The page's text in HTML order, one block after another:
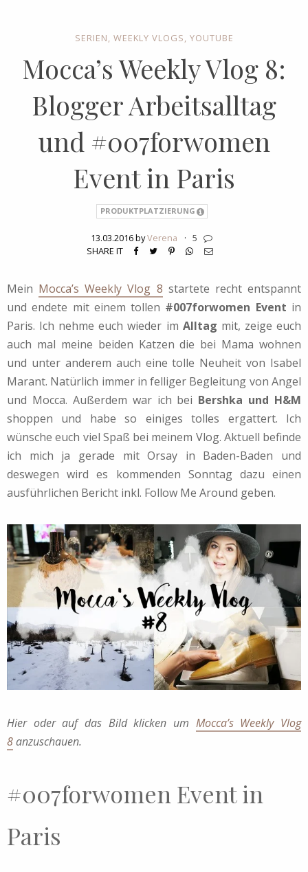
SERIEN, WEEKLY VLOGS, YOUTUBE
Mocca’s Weekly Vlog 8:
Blogger Arbeitsalltag
und #007forwomen
Event in Paris
PRODUKTPLATZIERUNG
13.03.2016 byVerena · 5
SHARE IT
Mein Mocca’s Weekly Vlog 8 startete recht entspannt
und endete mit einem tollen #007forwomen Event in
Paris. Ich nehme euch wieder im Alltag mit, zeige euch
auch mal meine beiden Katzen die bei Mama wohnen
und unter anderem auch eine tolle Neuheit von Isabel
Marant. Natürlich immer in felliger Begleitung von Angel
und Mocca. Außerdem war ich bei Bershka und H&M
shoppen und habe so einiges tolles ergattert. Ich
wünsche euch viel Spaß bei meinem Vlog. Aktuell befinde
ich mich ja gerade mit Orsay in Baden-Baden und
deswegen wird es kommenden Sonntag dazu einen
ausführlichen Bericht inkl. Follow Me Around geben.
Hier oder auf das Bild klicken um Mocca’s Weekly Vlog
8anzuschauen.
#007forwomen Event in
Paris